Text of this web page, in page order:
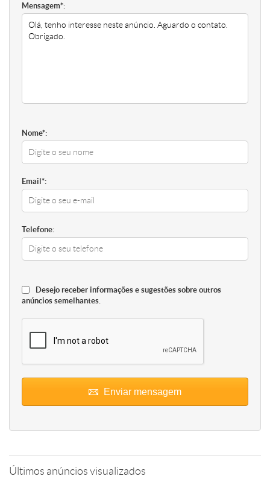
Mensagem*:
Nome*:
Email*:
Telefone:
Desejo receber informações e sugestões sobre outros
anúncios semelhantes.
Enviar mensagem
Últimos anúncios visualizados